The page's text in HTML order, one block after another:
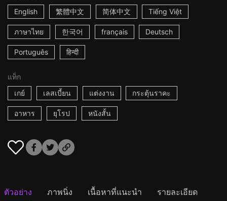
English
繁體中文 简体中文 Tiếng Việt
ภาษาไทย 한국어 français Deutsch
Português हिन्दी
แท็ก
เกย์
เลสเบี้ยน แต่งงาน กระตุ้นราคะ
อาหาร ยุโรป หนังสั้น
ตัวอย่าง ภาพนิ่ง เนื้อหาที่แนะนำ รายละเอียด